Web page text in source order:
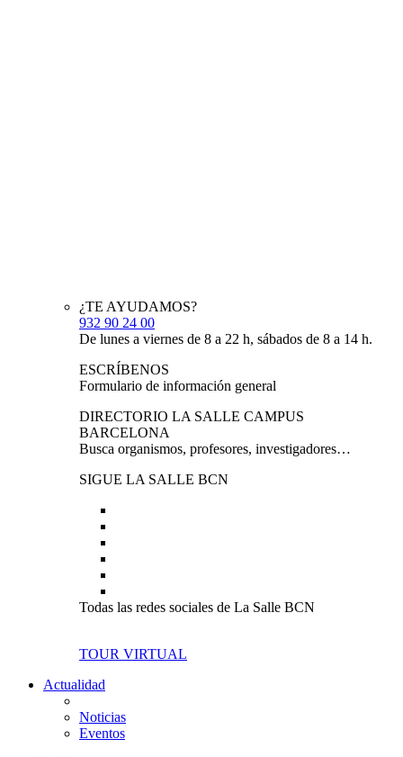
¿TE AYUDAMOS?
932 90 24 00
De lunes a viernes de 8 a 22 h, sábados de 8 a 14 h.
ESCRÍBENOS
Formulario de información general
DIRECTORIO LA SALLE CAMPUS
BARCELONA
Busca organismos, profesores, investigadores…
SIGUE LA SALLE BCN
Todas las redes sociales de La Salle BCN
TOUR VIRTUAL
Actualidad
Noticias
Eventos